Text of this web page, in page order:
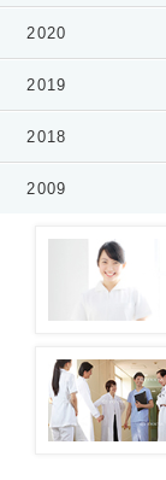
2020
2019
2018
2009